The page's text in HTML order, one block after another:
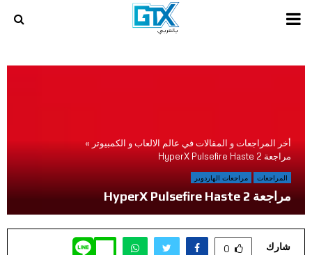
PRIMARY
أخر المراجعات و المقالات في عالم الالعاب و الكمبيوتر »
مراجعة HyperX Pulsefire Haste 2
المراجعات مراجعات الهاردوير
مراجعة HyperX Pulsefire Haste 2
شارك 0